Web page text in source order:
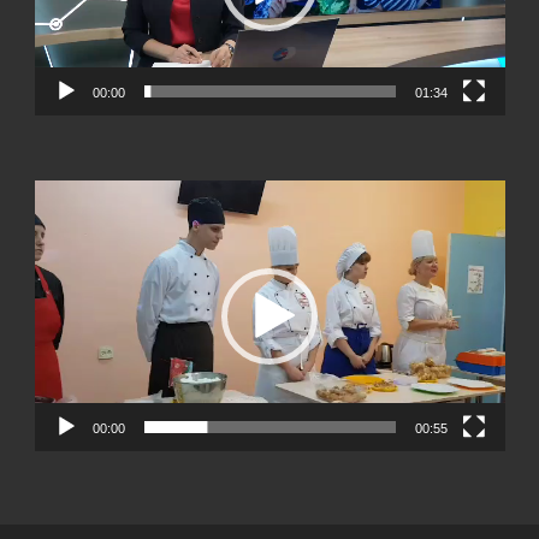
00:00 01:34
00:00 00:55